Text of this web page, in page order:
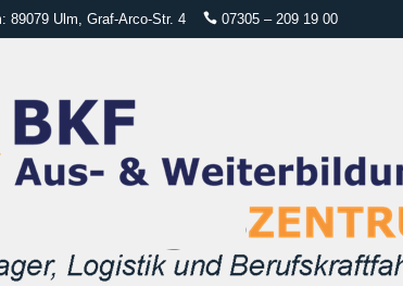
89079 Ulm, Graf-Arco-Str. 4 07305 – 209 19 00